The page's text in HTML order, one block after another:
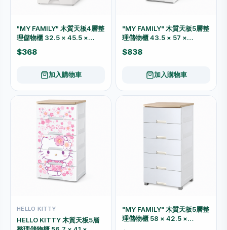
"MY FAMILY" 木質天板4層整
理儲物櫃 32.5 × 45.5 ×
72cm 5674
$368
加入購物車
"MY FAMILY" 木質天板5層整
理儲物櫃 43.5 × 57 ×
128cm 5515
$838
加入購物車
HELLO KITTY
HELLO KITTY 木質天板5層
"MY FAMILY" 木質天板5層整
理儲物櫃 58 × 42.5 ×
114.5cm 6315